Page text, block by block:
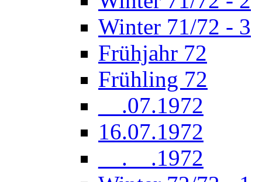
Winter 71/72 - 3
Frühjahr 72
Frühling 72
__.07.1972
16.07.1972
__.__.1972